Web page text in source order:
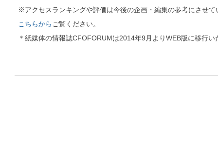
※アクセスランキングや評価は今後の企画・編集の参考にさせて
こちらから ご覧ください。
＊紙媒体の情報誌CFOFORUMは2014年9月よりWEB版に移行い